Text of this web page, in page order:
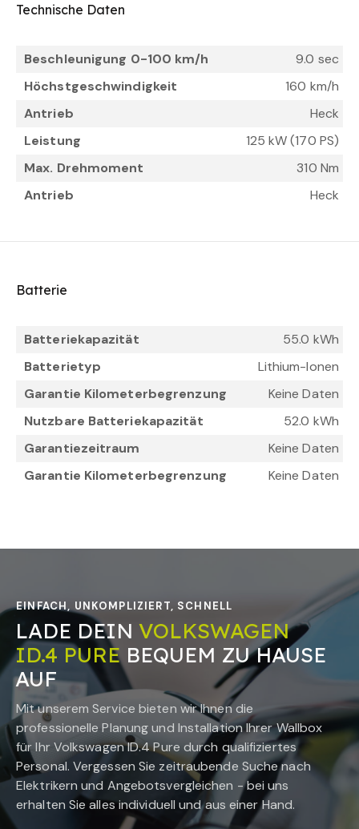
Technische Daten
Beschleunigung 0-100 km/h
9.0 sec
Höchstgeschwindigkeit
160 km/h
Antrieb
Heck
Leistung
125 kW (170 PS)
Max. Drehmoment
310 Nm
Antrieb
Heck
Batterie
Batteriekapazität
55.0 kWh
Batterietyp
Lithium-Ionen
Garantie Kilometerbegrenzung
Keine Daten
Nutzbare Batteriekapazität
52.0 kWh
Garantiezeitraum
Keine Daten
Garantie Kilometerbegrenzung
Keine Daten
EINFACH, UNKOMPLIZIERT, SCHNELL
LADE DEIN VOLKSWAGEN
ID.4 PUREBEQUEM ZU HAUSE
AUF
Mit unserem Service bieten wir Ihnen die
professionelle Planung und Installation Ihrer Wallbox
für IhrVolkswagen ID.4 Pure durch qualifiziertes
Personal. Vergessen Sie zeitraubende Suche nach
Elektrikern und Angebotsvergleichen - bei uns
erhalten Sie alles individuell und aus einer Hand.